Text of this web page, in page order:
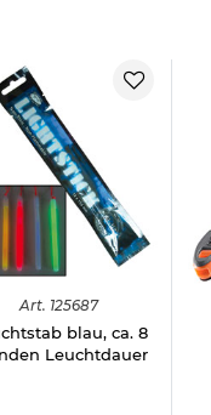
Art. 125687
blau, ca. 8
Leuchtdauer